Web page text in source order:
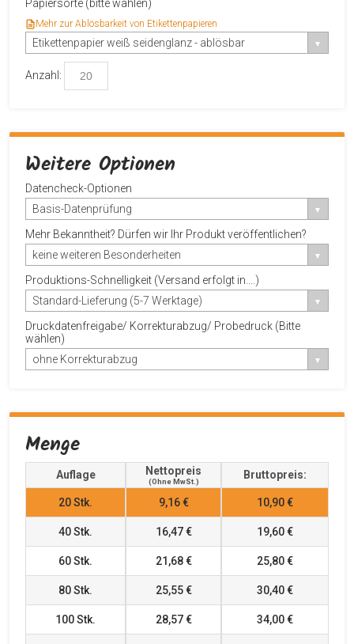
Papiersorte (bitte wählen)
Mehr zur Ablösbarkeit von Etikettenpapieren
Etikettenpapier weiß seidenglanz - ablösbar
Anzahl:
Weitere Optionen
Datencheck-Optionen
Basis-Datenprüfung
Mehr Bekanntheit? Dürfen wir Ihr Produkt veröffentlichen?
keine weiteren Besonderheiten
Produktions-Schnelligkeit (Versand erfolgt in....)
Standard-Lieferung (5-7 Werktage)
Druckdatenfreigabe/ Korrekturabzug/ Probedruck (Bitte
wählen)
ohne Korrekturabzug
Menge
Auflage Nettopreis
(ohne MwSt.)
Bruttopreis:
20Stk. 9,16 € 10,90 €
40Stk. 16,47 € 19,60 €
60Stk. 21,68 € 25,80 €
80Stk. 25,55 € 30,40 €
100Stk. 28,57 € 34,00 €